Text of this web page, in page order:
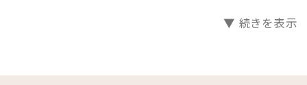
11月～3月／8:00～18：00
▼ 続きを表示